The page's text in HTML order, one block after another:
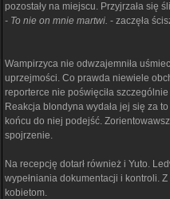
pozostały na miejscu. Przyjrzała się
- To nie on mnie martwi. - zaczęła
Wampirzyca nie odwzajemniła
uprzejmości. Co prawda niewiele
reporterce nie poświęciła
Reakcja blondyna wydała jej się za
końcu do niej podejść.
spojrzenie.
Na recepcję dotarł również i Yuto.
wypełniania dokumentacji i kontroli.
kobietom.